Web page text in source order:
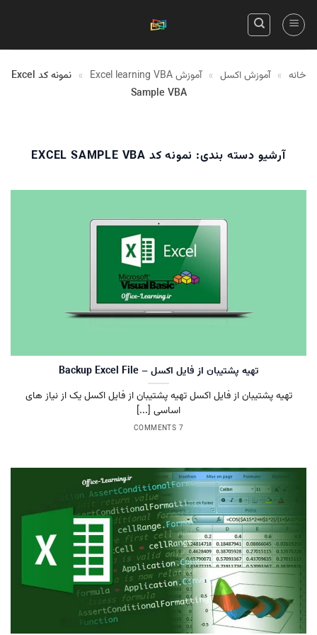
Skip
خانه » آموزش اکسل » آموزش Excel learning VBA »
نمونه کد Excel
Sample VBA
آرشیو دسته بندی: نمونه کد EXCEL SAMPLE VBA
تهیه پشتیبان از فایل اکسل – Backup Excel File
تهیه پشتیبان از فایل اکسل تهیه پشتیبان از فایل اکسل یک از نیاز های
اساسی [...]
7 COMMENTS